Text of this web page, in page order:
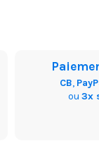
CB,
ou3x